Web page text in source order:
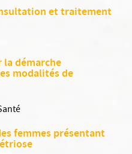
et traitement
démarche
modalités de
femmes présentant